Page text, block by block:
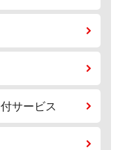
サービス